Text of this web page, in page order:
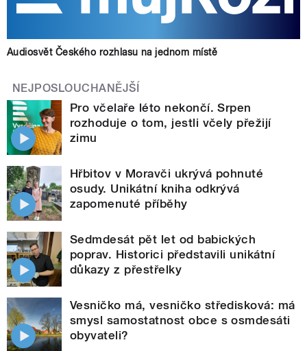
Audiosvět Českého rozhlasu na jednom místě
NEJPOSLOUCHANĚJŠÍ
Pro včelaře léto nekončí. Srpen
rozhoduje o tom, jestli včely přežijí
zimu
Hřbitov v Moravči ukrývá pohnuté
osudy. Unikátní kniha odkrývá
zapomenuté příběhy
Sedmdesát pět let od babických
poprav. Historici představili unikátní
důkazy z přestřelky
Vesničko má, vesničko středisková: má
smysl samostatnost obce s osmdesáti
obyvateli?